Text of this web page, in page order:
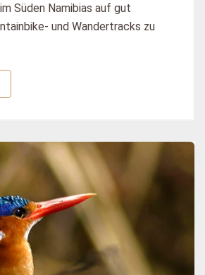
Süden Namibias auf gut
und Wandertracks zu